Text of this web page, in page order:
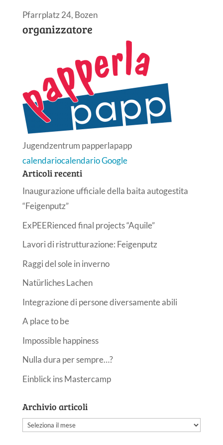
Pfarrplatz 24, Bozen
organizzatore
Jugendzentrum papperlapapp
calendariocalendario Google
Articoli recenti
Inaugurazione ufficiale della baita autogestita
“Feigenputz”
ExPEERienced final projects “Aquile”
Lavori di ristrutturazione: Feigenputz
Raggi del sole in inverno
Natürliches Lachen
Integrazione di persone diversamente abili
A place to be
Impossible happiness
Nulla dura per sempre…?
Einblick ins Mastercamp
Archivio articoli
Archivio